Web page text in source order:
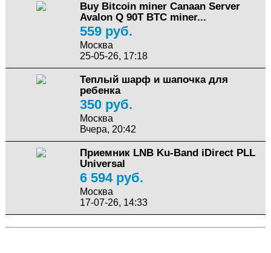
Buy Bitcoin miner Canaan Server
Avalon Q 90T BTC miner...
559 руб.
Москва
25-05-26, 17:18
Теплый шарф и шапочка для
ребенка
350 руб.
Москва
Вчера, 20:42
Приемник LNB Ku-Band iDirect PLL
Universal
6 594 руб.
Москва
17-07-26, 14:33